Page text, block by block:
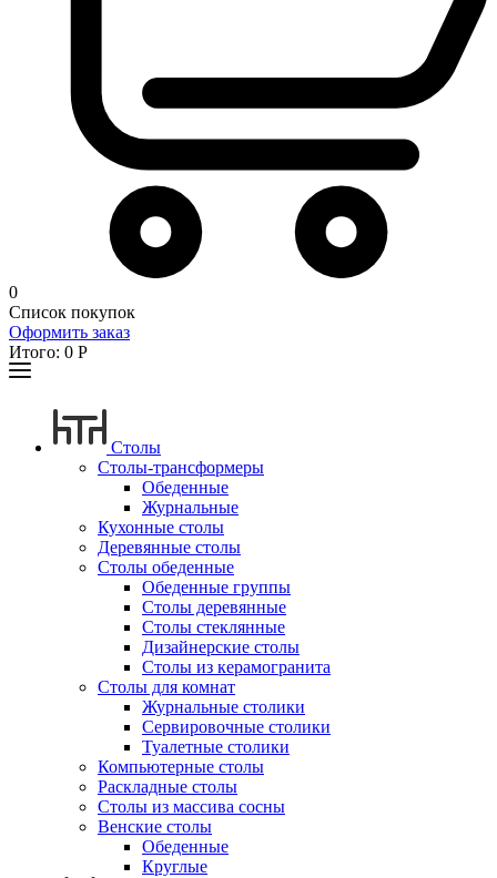
0
Список покупок
Оформить заказ
Итого: 0 Р
Столы
Столы-трансформеры
Обеденные
Журнальные
Кухонные столы
Деревянные столы
Столы обеденные
Обеденные группы
Столы деревянные
Столы стеклянные
Дизайнерские столы
Столы из керамогранита
Столы для комнат
Журнальные столики
Сервировочные столики
Туалетные столики
Компьютерные столы
Раскладные столы
Столы из массива сосны
Венские столы
Обеденные
Круглые